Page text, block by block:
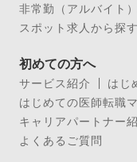
非常勤（アルバイト
スポット求人から探す
初めての方へ
サービス紹介
はじ
はじめての医師転職
キャリアパートナー
よくあるご質問